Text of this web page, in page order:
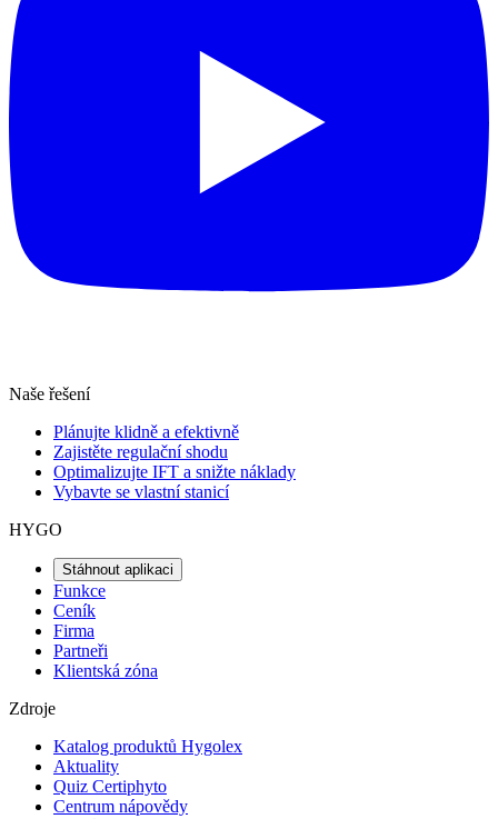
Naše řešení
Plánujte klidně a efektivně
Zajistěte regulační shodu
Optimalizujte IFT a snižte náklady
Vybavte se vlastní stanicí
HYGO
Stáhnout aplikaci
Funkce
Ceník
Firma
Partneři
Klientská zóna
Zdroje
Katalog produktů Hygolex
Aktuality
Quiz Certiphyto
Centrum nápovědy